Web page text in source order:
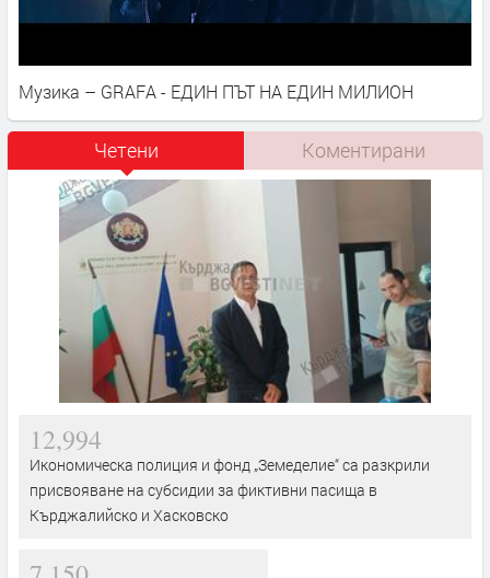
Музика – GRAFA - ЕДИН ПЪТ НА ЕДИН МИЛИОН
Четени Коментирани
12,994
Икономическа полиция и фонд „Земеделие“ са разкрили
присвояване на субсидии за фиктивни пасища в
Кърджалийско и Хасковско